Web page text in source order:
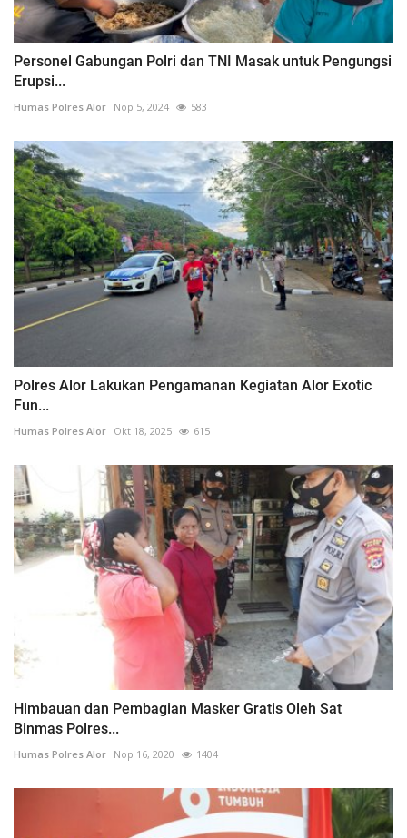
Personel Gabungan Polri dan TNI Masak untuk Pengungsi
Erupsi...
Humas Polres Alor Nop 5, 2024 583
Polres Alor Lakukan Pengamanan Kegiatan Alor Exotic
Fun...
Humas Polres Alor Okt 18, 2025 615
Himbauan dan Pembagian Masker Gratis Oleh Sat
Binmas Polres...
Humas Polres Alor Nop 16, 2020 1404